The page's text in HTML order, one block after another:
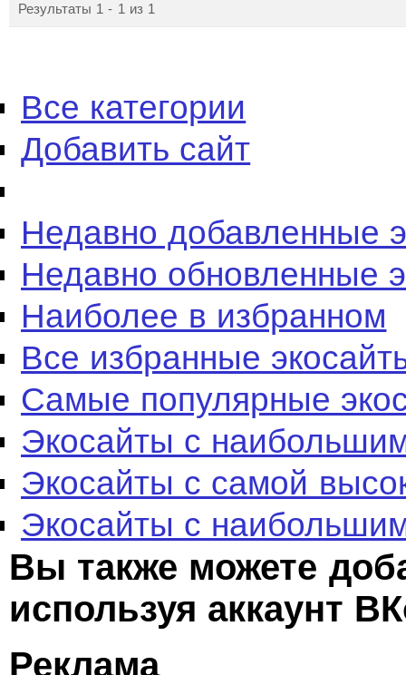
Результаты 1 - 1 из 1
Все категории
Добавить сайт
Недавно добавленные
Недавно обновленные
Наиболее в избранном
Все избранные
Самые популярные
Экосайты с
Экосайты с самой
Экосайты с
Вы также можете
используя аккаунт
Реклама